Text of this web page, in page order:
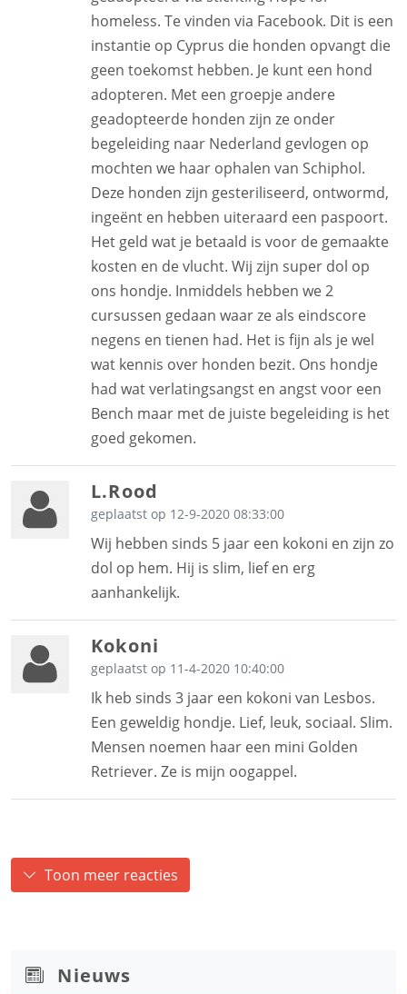
homeless. Te vinden via Facebook. Dit is een
instantie op Cyprus die honden opvangt die
geen toekomst hebben. Je kunt een hond
adopteren. Met een groepje andere
geadopteerde honden zijn ze onder
begeleiding naar Nederland gevlogen op
mochten we haar ophalen van Schiphol.
Deze honden zijn gesteriliseerd, ontwormd,
ingeënt en hebben uiteraard een paspoort.
Het geld wat je betaald is voor de gemaakte
kosten en de vlucht. Wij zijn super dol op
ons hondje. Inmiddels hebben we 2
cursussen gedaan waar ze als eindscore
negens en tienen had. Het is fijn als je wel
wat kennis over honden bezit. Ons hondje
had wat verlatingsangst en angst voor een
Bench maar met de juiste begeleiding is het
goed gekomen.
L.Rood
geplaatst op 12-9-2020 08:33:00
Wij hebben sinds 5 jaar een kokoni en zijn zo
dol op hem. Hij is slim, lief en erg
aanhankelijk.
Kokoni
geplaatst op 11-4-2020 10:40:00
Ik heb sinds 3 jaar een kokoni van Lesbos.
Een geweldig hondje. Lief, leuk, sociaal. Slim.
Mensen noemen haar een mini Golden
Retriever. Ze is mijn oogappel.
Toon meer reacties
Nieuws